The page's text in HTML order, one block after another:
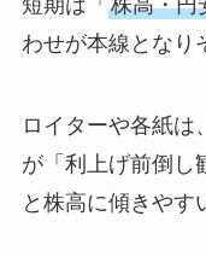
わせが本線となり
ロイターや各紙は
が「利上げ前倒し
と株高に傾きやす